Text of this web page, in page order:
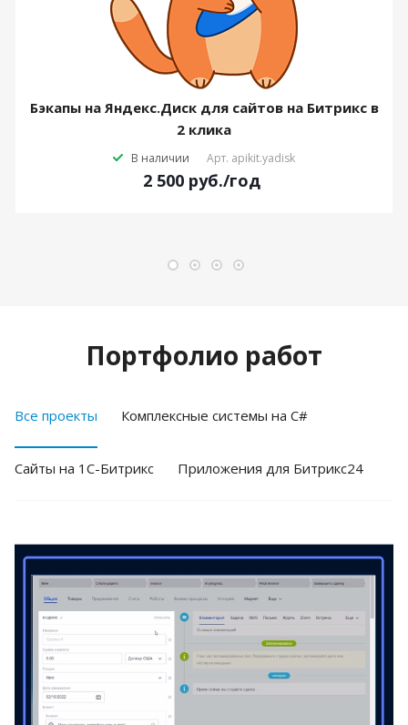
Бэкапы на Яндекс.Диск для сайтов на Битрикс в
2 клика
В наличии Арт. apikit.yadisk
2 500 руб./год
Портфолио работ
Все проекты Комплексные системы на C#
Cайты на 1С-Битрикс Приложения для Битрикс24
Смотреть проект